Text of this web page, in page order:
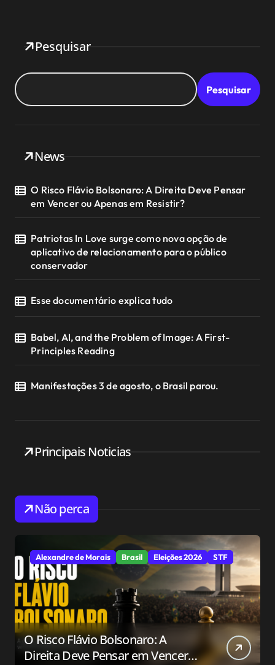
Pesquisar
Pesquisar
News
O Risco Flávio Bolsonaro: A Direita Deve Pensar
em Vencer ou Apenas em Resistir?
Patriotas In Love surge como nova opção de
aplicativo de relacionamento para o público
conservador
Esse documentário explica tudo
Babel, AI, and the Problem of Image: A First-
Principles Reading
Manifestações 3 de agosto, o Brasil parou.
Principais Noticias
Não perca
Alexandre de Morais Brasil Eleições 2026 STF
O Risco Flávio Bolsonaro: A
Direita Deve Pensar em Vencer